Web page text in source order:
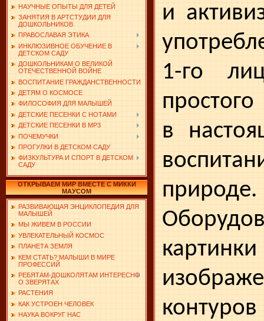
НАУЧНЫЕ ОПЫТЫ ДЛЯ ДЕТЕЙ
ЗАНЯТИЯ В АРТСТУДИИ ДЛЯ
ДОШКОЛЬНИКОВ
ПРАВОСЛАВАЯ ЭТИКА
ИНКЛЮЗИВНОЕ ОБУЧЕНИЕ В
ДЕТСКОМ САДУ
ДОШКОЛЬНИКАМ О ВЕЛИКОЙ
ОТЕЧЕСТВЕННОЙ ВОЙНЕ
ВОСПИТАНИЕ ГРАЖДАНСТВЕННОСТИ
ДЕТЯМ О КОСМОСЕ
ФИЛОСОФИЯ ДЛЯ МАЛЫШЕЙ
ДЕТСКИЕ ПЕСЕНКИ С НОТАМИ
ДЕТСКИЕ ПЕСЕНКИ В MP3
ПОЧЕМУЧКИ
ПРОГУЛКИ В ДЕТСКОМ САДУ
ФИЗКУЛЬТУРА И СПОРТ В ДЕТСКОМ
САДУ
ОТКРЫВАЕМ МИР ВМЕСТЕ С МИККИ
МАУСОМ
РАЗВИВАЮЩАЯ ЭНЦИКЛОПЕДИЯ ДЛЯ
МАЛЫШЕЙ
МЫ ЖИВЕМ В РОССИИ
УВЛЕКАТЕЛЬНЫЙ КОСМОС
ПЛАНЕТА ЗЕМЛЯ
КЕМ СТАТЬ? МАЛЫШИ В МИРЕ
ПРОФЕССИЙ
РЕБЯТАМ-ДОШКОЛЯТАМ ИНТЕРЕСНО
О ЗВЕРЯТАХ
РАСТЕНИЯ
КАК УСТРОЕН ЧЕЛОВЕК
НАУКА ВОКРУГ НАС
и
1-го
в
природе.